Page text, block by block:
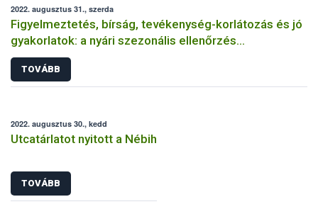
2022. augusztus 31., szerda
Figyelmeztetés, bírság, tevékenység-korlátozás és jó
gyakorlatok: a nyári szezonális ellenőrzés
tapasztalatai címszavakban
TOVÁBB
2022. augusztus 30., kedd
Utcatárlatot nyitott a Nébih
TOVÁBB